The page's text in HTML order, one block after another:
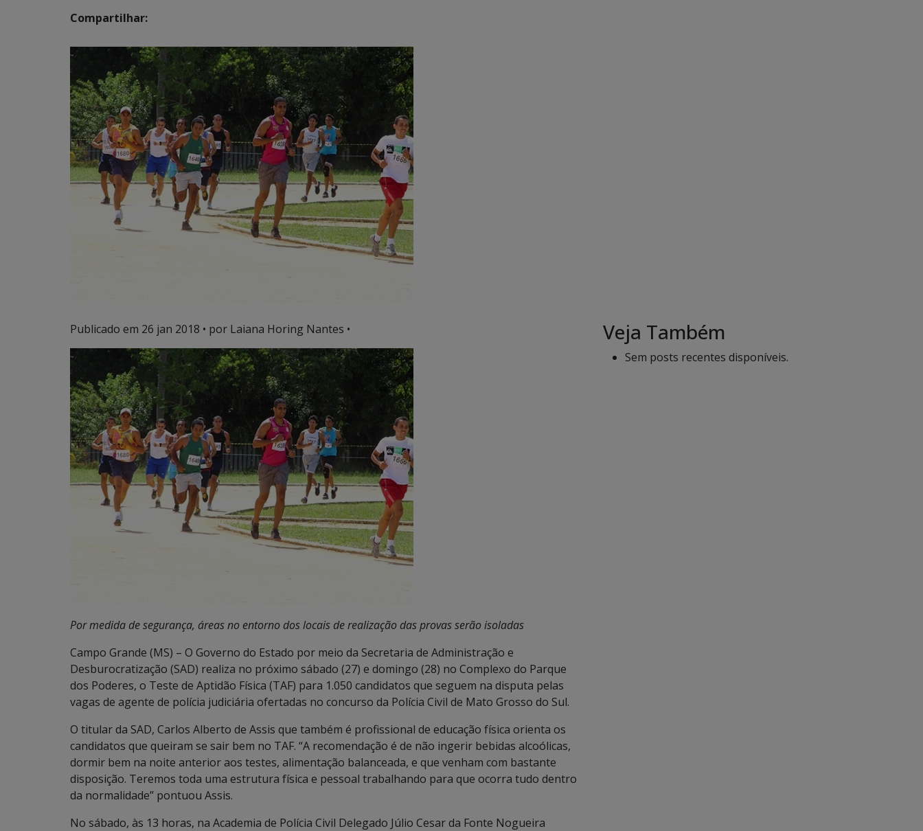
Compartilhar:
Publicado em 26 jan 2018 • por Laiana Horing Nantes •
Por medida de segurança, áreas no entorno dos locais de realização das provas serão isoladas
Campo Grande (MS) – O Governo do Estado por meio da Secretaria de Administração e
Desburocratização (SAD) realiza no próximo sábado (27) e domingo (28) no Complexo do Parque
dos Poderes, o Teste de Aptidão Física (TAF) para 1.050 candidatos que seguem na disputa pelas
vagas de agente de polícia judiciária ofertadas no concurso da Polícia Civil de Mato Grosso do Sul.
O titular da SAD, Carlos Alberto de Assis que também é profissional de educação física orienta os
candidatos que queiram se sair bem no TAF. “A recomendação é de não ingerir bebidas alcoólicas,
dormir bem na noite anterior aos testes, alimentação balanceada, e que venham com bastante
disposição. Teremos toda uma estrutura física e pessoal trabalhando para que ocorra tudo dentro
da normalidade” pontuou Assis.
No sábado, às 13 horas, na Academia de Polícia Civil Delegado Júlio Cesar da Fonte Nogueira
Veja Também
Sem posts recentes disponíveis.